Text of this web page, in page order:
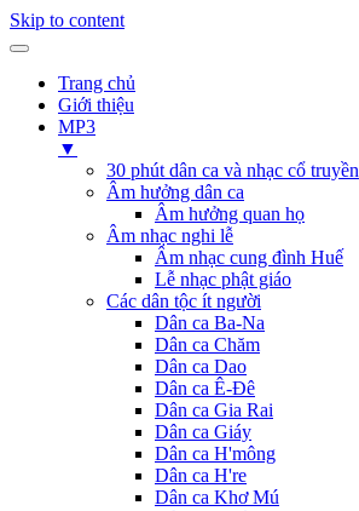
Skip to content
Trang chủ
Giới thiệu
MP3
▼
30 phút dân ca và nhạc cổ truyền
Âm hưởng dân ca
Âm hưởng quan họ
Âm nhạc nghi lễ
Âm nhạc cung đình Huế
Lễ nhạc phật giáo
Các dân tộc ít người
Dân ca Ba-Na
Dân ca Chăm
Dân ca Dao
Dân ca Ê-Đê
Dân ca Gia Rai
Dân ca Giáy
Dân ca H'mông
Dân ca H're
Dân ca Khơ Mú